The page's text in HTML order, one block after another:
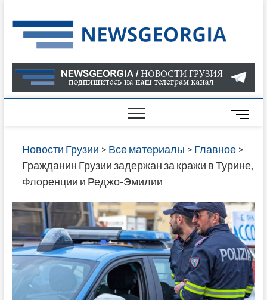
to
content
О
В
ГРУЗИИ
САЙТЕ
M
e
n
u
t
t
o
n
Новости Грузии > Все материалы > Главное>
Гражданин Грузии задержан за кражи в Турине,
Флоренции и Реджо-Эмилии